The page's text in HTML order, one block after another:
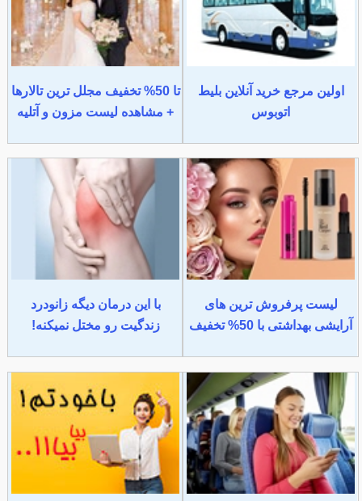
اولین مرجع خرید آنلاین بلیط
اتوبوس
تا 50% تخفیف مجلل ترین تالارها
+ مشاهده لیست مزون و آتلیه
لیست پرفروش ترین های
آرایشی بهداشتی با 50% تخفیف
با این درمان دیگه زانودرد
زندگیت رو مختل نمیکنه!